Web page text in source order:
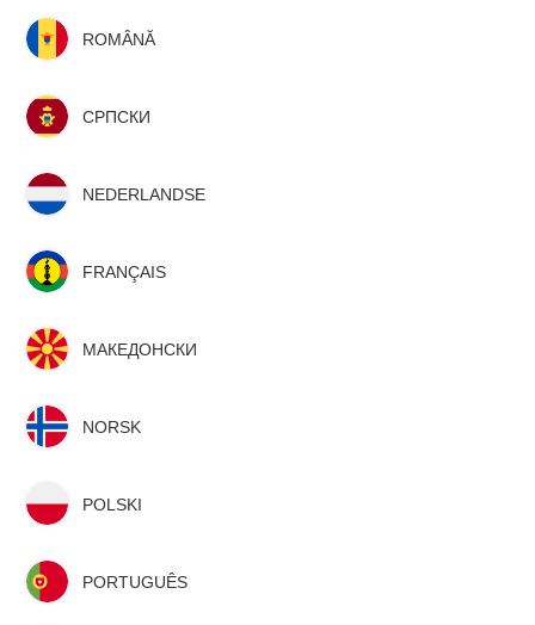
ROMÂNĂ
СРПСКИ
NEDERLANDSE
FRANÇAIS
МАКЕДОНСКИ
NORSK
POLSKI
PORTUGUÊS